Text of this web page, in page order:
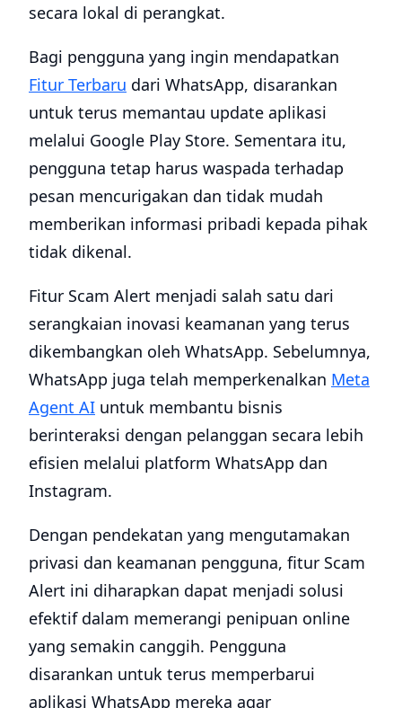
secara lokal di perangkat.
Bagi pengguna yang ingin mendapatkan
Fitur Terbaru dari WhatsApp, disarankan
untuk terus memantau update aplikasi
melalui Google Play Store. Sementara itu,
pengguna tetap harus waspada terhadap
pesan mencurigakan dan tidak mudah
memberikan informasi pribadi kepada pihak
tidak dikenal.
Fitur Scam Alert menjadi salah satu dari
serangkaian inovasi keamanan yang terus
dikembangkan oleh WhatsApp. Sebelumnya,
WhatsApp juga telah memperkenalkan Meta
Agent AI untuk membantu bisnis
berinteraksi dengan pelanggan secara lebih
efisien melalui platform WhatsApp dan
Instagram.
Dengan pendekatan yang mengutamakan
privasi dan keamanan pengguna, fitur Scam
Alert ini diharapkan dapat menjadi solusi
efektif dalam memerangi penipuan online
yang semakin canggih. Pengguna
disarankan untuk terus memperbarui
aplikasi WhatsApp mereka agar